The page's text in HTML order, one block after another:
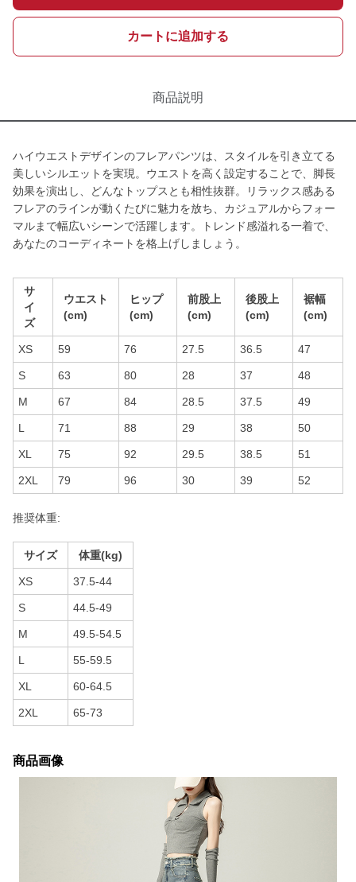
カートに追加する
商品説明
ハイウエストデザインのフレアパンツは、スタイルを引き立てる
美しいシルエットを実現。ウエストを高く設定することで、脚長
効果を演出し、どんなトップスとも相性抜群。リラックス感ある
フレアのラインが動くたびに魅力を放ち、カジュアルからフォー
マルまで幅広いシーンで活躍します。トレンド感溢れる一着で、
あなたのコーディネートを格上げしましょう。
サ
イ
ズ
ウエスト
(cm)
ヒップ
(cm)
前股上
(cm)
後股上
(cm)
裾幅
(cm)
XS 59 76 27.5 36.5 47
S 63 80 28 37 48
M 67 84 28.5 37.5 49
L 71 88 29 38 50
XL 75 92 29.5 38.5 51
2XL 79 96 30 39 52
推奨体重:
サイズ 体重(kg)
XS 37.5-44
S 44.5-49
M 49.5-54.5
L 55-59.5
XL 60-64.5
2XL 65-73
商品画像